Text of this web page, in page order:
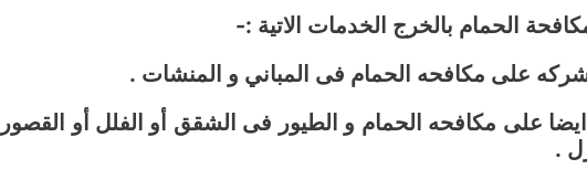
الحمام بالخرج الخدمات الاتية :-
على مكافحه الحمام فى المباني و المنشات .
على مكافحه الحمام و الطيور فى الشقق أو الفلل أو القصور
.